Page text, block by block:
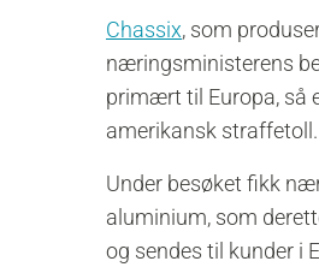
Chassix, som
næringsministerens
primært til Europa, så
amerikansk
Under besøket fikk
aluminium, som
og sendes til kunder i